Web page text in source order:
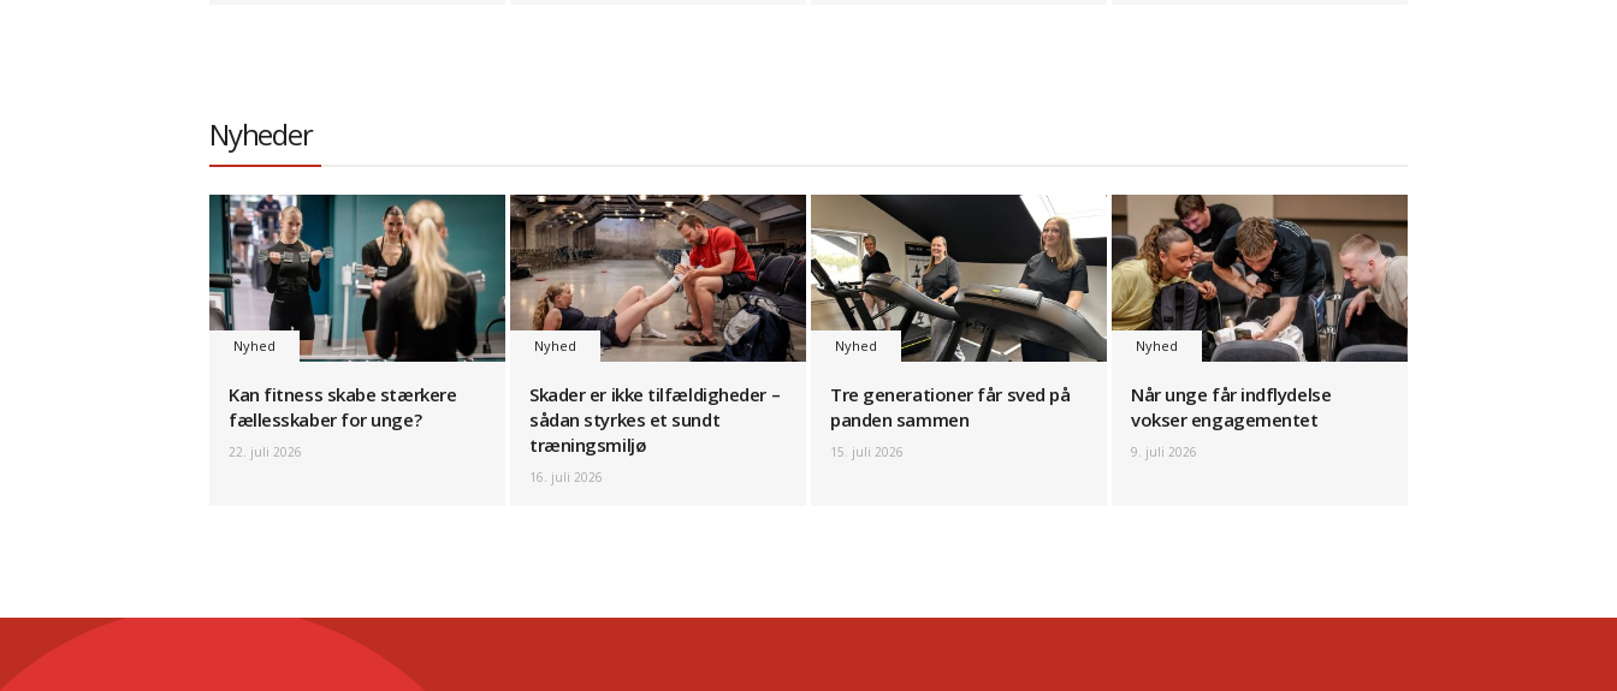
Nyheder
Nyhed
Kan fitness skabe stærkere
fællesskaber for unge?
22. juli 2026
Nyhed
Skader er ikke tilfældigheder –
sådan styrkes et sundt
træningsmiljø
16. juli 2026
Nyhed
Tre generationer får sved på
panden sammen
15. juli 2026
Nyhed
Når unge får indflydelse
vokser engagementet
9. juli 2026